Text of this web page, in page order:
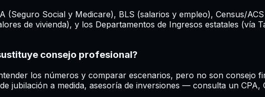
(Seguro Social y Medicare), BLS (salarios y empleo), Census/
de vivienda), y los Departamentos de Ingresos estatales (vía
consejo profesional?
los números y comparar escenarios, pero no son consejo
jubilación a medida, asesoría de inversiones — consulta un CPA,